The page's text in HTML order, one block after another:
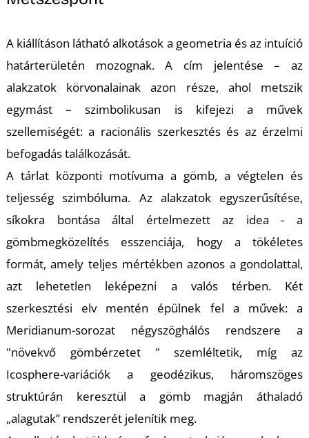
A kiállításon látható alkotások a geometria és az intuíció
határterületén mozognak. A cím jelentése – az
alakzatok körvonalainak azon része, ahol metszik
egymást – szimbolikusan is kifejezi a művek
szellemiségét: a racionális szerkesztés és az érzelmi
befogadás találkozását.
A tárlat központi motívuma a gömb, a végtelen és
teljesség szimbóluma. Az alakzatok egyszerűsítése,
síkokra bontása által értelmezett az idea - a
gömbmegközelítés esszenciája, hogy a tökéletes
formát, amely teljes mértékben azonos a gondolattal,
azt lehetetlen leképezni a valós térben. Két
szerkesztési elv mentén épülnek fel a művek: a
Meridianum-sorozat négyszöghálós rendszere a
"növekvő gömbérzetet " szemléltetik, míg az
Icosphere-variációk a geodézikus, háromszöges
struktúrán keresztül a gömb magján áthaladó
„alagutak” rendszerét jelenítik meg.